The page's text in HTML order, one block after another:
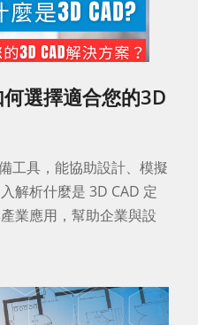
選擇適合您的3D
工具，能協助設計、模擬
解析什麼是 3D CAD 定
業應用，幫助企業與設